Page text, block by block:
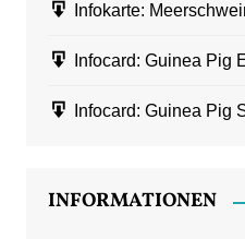
Infokarte:
Infocard: Guinea Pig
Infocard: Guinea Pig
INFORMATIONEN